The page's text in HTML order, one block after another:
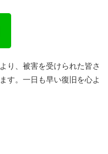
り、被害を受けられた皆さ
す。一日も早い復旧を心よ